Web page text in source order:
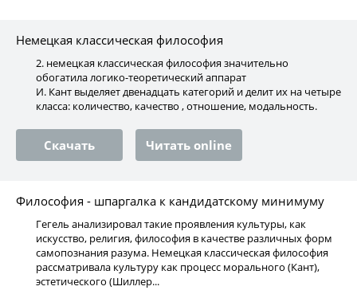
Немецкая классическая философия
2. немецкая классическая философия значительно
обогатила логико-теоретический аппарат
И. Кант выделяет двенадцать категорий и делит их на четыре
класса: количество, качество , отношение, модальность.
Скачать Читать online
Философия - шпаргалка к кандидатскому минимуму
Гегель анализировал такие проявления культуры, как
искусство, религия, философия в качестве различных форм
самопознания разума. Немецкая классическая философия
рассматривала культуру как процесс морального (Кант),
эстетического (Шиллер...